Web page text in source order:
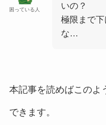
困っている人
いの？
極限まで
な…
本記事を読めばこのよ
できます。